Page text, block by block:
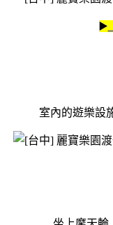
▶️
室內的遊樂設